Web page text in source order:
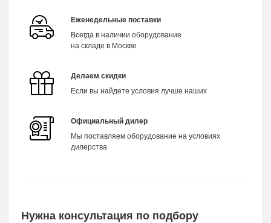
Еженедельные поставки
Всегда в наличии оборудование
на складе в Москве
Делаем скидки
Если вы найдете условия лучше наших
Официальный дилер
Мы поставляем оборудование на условиях
дилерства
Нужна консультация по подбору